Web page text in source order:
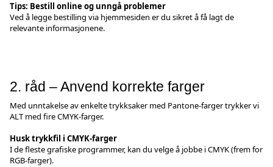
Tips: Bestill online og unngå problemer
Ved å legge bestilling via hjemmesiden er du sikret å få lagt de
relevante informasjonene.
2. råd – Anvend korrekte farger
Med unntakelse av enkelte trykksaker med Pantone-farger trykker vi
ALT med fire CMYK-farger.
Husk trykkfil i CMYK-farger
I de fleste grafiske programmer, kan du velge å jobbe i CMYK (frem for
RGB-farger).